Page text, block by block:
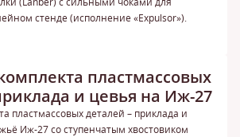
стенде (исполнение «Expulsor»).
пластмассовых
и цевья на Иж-27
пластмассовых деталей – приклада и
Иж-27 со ступенчатым хвостовиком